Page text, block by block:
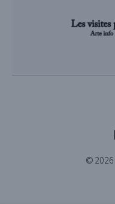
© 2026